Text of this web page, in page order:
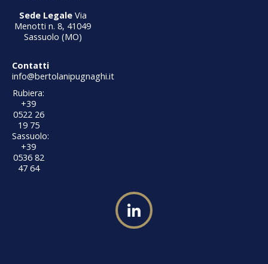
Sede LegaleVia
Menotti n. 8, 41049
Sassuolo (MO)
Contatti
info@bertolanipugnaghi.it
Rubiera:
+39
0522 26
19 75
Sassuolo:
+39
0536 82
47 64